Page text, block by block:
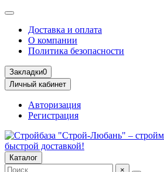
Доставка и оплата
О компании
Политика безопасности
Закладки0
Личный кабинет
Авторизация
Регистрация
Каталог
×